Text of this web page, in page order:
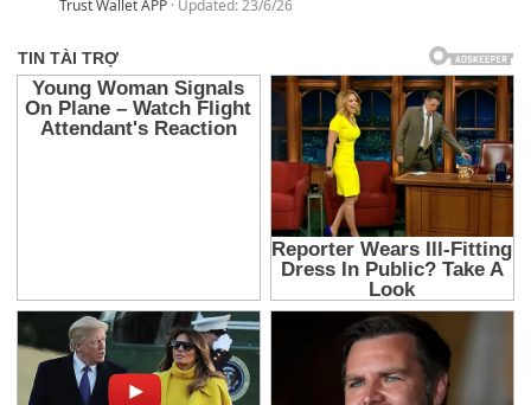
Trust Wallet APP Updated:23/6/26